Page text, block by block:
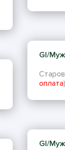
GI/
оплата)
GI/